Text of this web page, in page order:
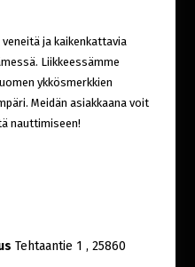
ja kaikenkattavia
Liikkeessämme
ykkösmerkkien
Meidän asiakkaana voit
nauttimiseen!
Tehtaantie 1 , 25860